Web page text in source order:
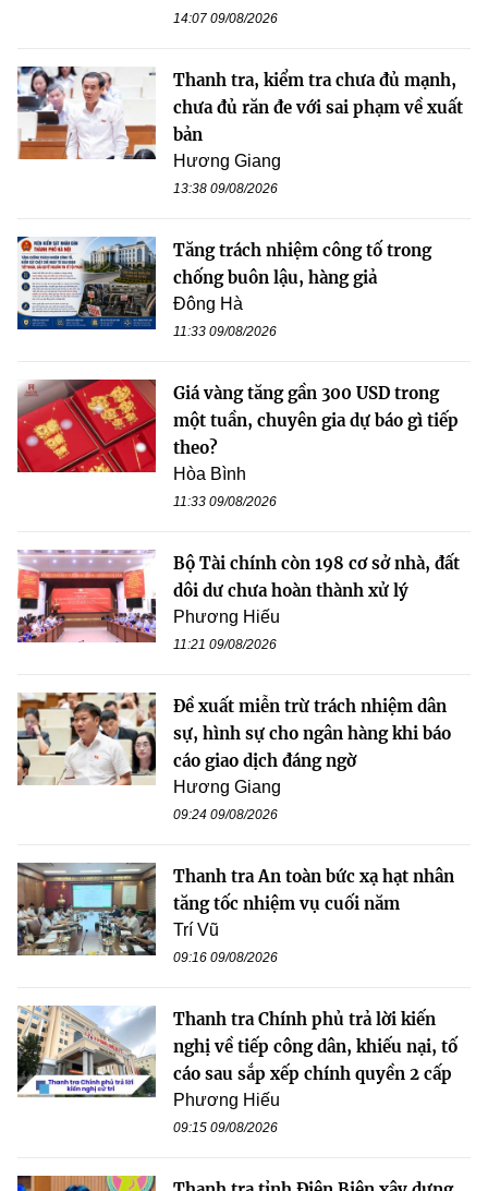
14:07 09/08/2026
Thanh tra, kiểm tra chưa đủ mạnh,
chưa đủ răn đe với sai phạm về xuất
bản
Hương Giang
13:38 09/08/2026
Tăng trách nhiệm công tố trong
chống buôn lậu, hàng giả
Đông Hà
11:33 09/08/2026
Giá vàng tăng gần 300 USD trong
một tuần, chuyên gia dự báo gì tiếp
theo?
Hòa Bình
11:33 09/08/2026
Bộ Tài chính còn 198 cơ sở nhà, đất
dôi dư chưa hoàn thành xử lý
Phương Hiếu
11:21 09/08/2026
Đề xuất miễn trừ trách nhiệm dân
sự, hình sự cho ngân hàng khi báo
cáo giao dịch đáng ngờ
Hương Giang
09:24 09/08/2026
Thanh tra An toàn bức xạ hạt nhân
tăng tốc nhiệm vụ cuối năm
Trí Vũ
09:16 09/08/2026
Thanh tra Chính phủ trả lời kiến
nghị về tiếp công dân, khiếu nại, tố
cáo sau sắp xếp chính quyền 2 cấp
Phương Hiếu
09:15 09/08/2026